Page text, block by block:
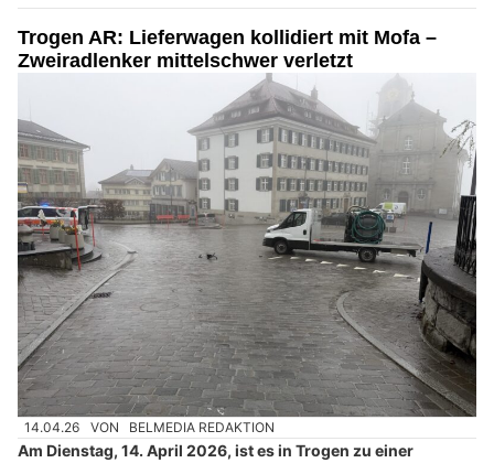
Trogen AR: Lieferwagen kollidiert mit Mofa –
Zweiradlenker mittelschwer verletzt
14.04.26 VON BELMEDIA REDAKTION
Am Dienstag, 14. April 2026, ist es in Trogen zu einer